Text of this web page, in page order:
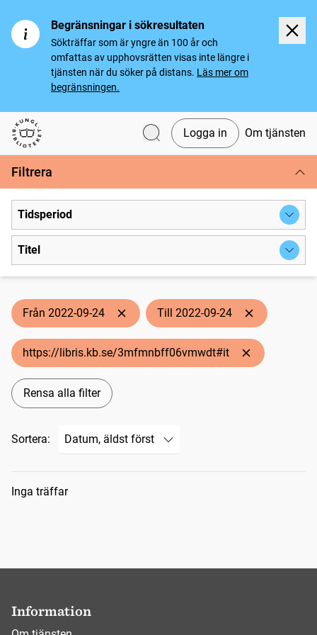
Begränsningar i sökresultaten
Sökträffar som är yngre än 100 år och
omfattas av upphovsrätten visas inte längre i
tjänsten när du söker på distans. Läs mer om
begränsningen.
Svenska tidningar
Logga in Om tjänsten
Filtrera
Tidsperiod
Titel
Från 2022-09-24 Till 2022-09-24
https://libris.kb.se/3mfmnbff06vmwdt#it
Rensa alla filter
Sortera:
Sökresultat
Inga träffar
Information